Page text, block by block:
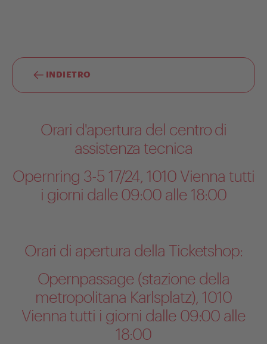
INDIETRO
Orari d'apertura del centro di
assistenza tecnica
Opernring 3-5 17/24, 1010 Vienna tutti
i giorni dalle 09:00 alle 18:00
Orari di apertura della Ticketshop:
Opernpassage (stazione della
metropolitana Karlsplatz), 1010
Vienna tutti i giorni dalle 09:00 alle
18:00